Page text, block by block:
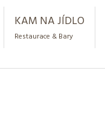
KAM NA JÍDLO
Restaurace & Bary